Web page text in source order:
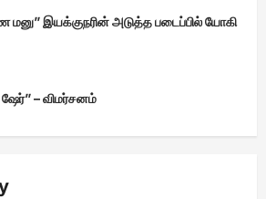
மனு” இயக்குநரின் அடுத்த படைப்பில் யோகி
– விமர்சனம்